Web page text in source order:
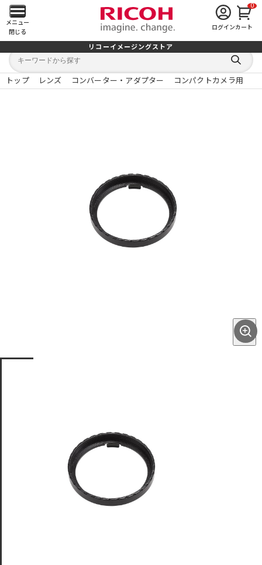
メ
イ
ン
メ
メニュー
閉じる
ログイン
0
カート
リコーイメージングストア
キ
ワ
ー
キ
検
索
す
る
トップ レンズ コンバーター・アダプター コンパクトカメラ用